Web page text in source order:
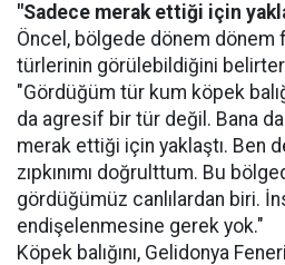
"Sadece merak ettiği için
Öncel, bölgede dönem dönem
türlerinin görülebildiğini
"Gördüğüm tür kum köpek
da agresif bir tür değil. Bana da
merak ettiği için yaklaştı. Ben
zıpkınımı doğrulttum. Bu
gördüğümüz canlılardan biri.
endişelenmesine gerek yok."
Köpek balığını, Gelidonya